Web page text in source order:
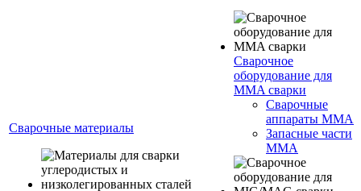
Сварочные материалы
Сварочное
оборудование для
MMA сварки
Сварочные
аппараты MMA
Запасные части
MMA